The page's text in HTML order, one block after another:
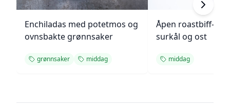
Enchiladas med potetmos og
ovnsbakte grønnsaker
grønnsaker middag
Åpen roastbiff-
surkål og ost
middag